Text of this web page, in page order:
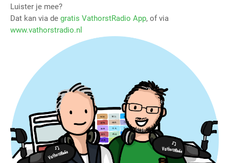
Luister je mee?
Dat kan via de gratis VathorstRadio App, of via
www.vathorstradio.nl